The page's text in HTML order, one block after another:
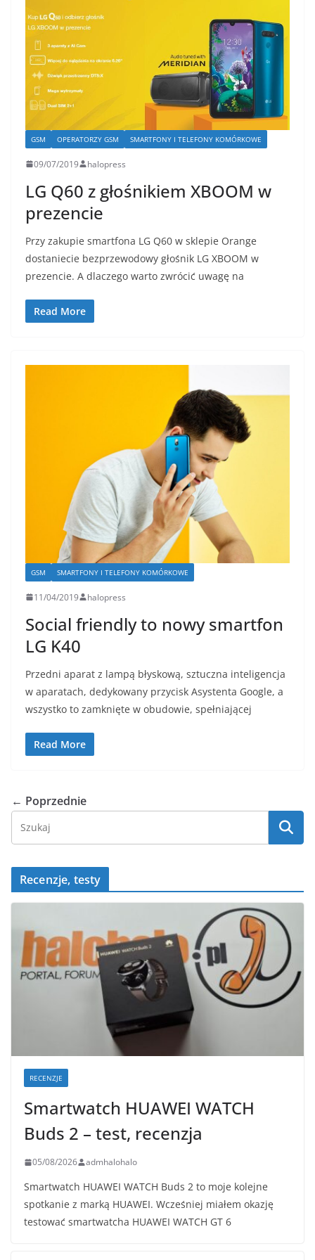
GSM OPERATORZY GSM SMARTFONY I TELEFONY KOMÓRKOWE
09/07/2019 halopress
LG Q60 z głośnikiem XBOOM w
prezencie
Przy zakupie smartfona LG Q60 w sklepie Orange
dostaniecie bezprzewodowy głośnik LG XBOOM w
prezencie. A dlaczego warto zwrócić uwagę na
Read More
GSM SMARTFONY I TELEFONY KOMÓRKOWE
11/04/2019 halopress
Social friendly to nowy smartfon
LG K40
Przedni aparat z lampą błyskową, sztuczna inteligencja
w aparatach, dedykowany przycisk Asystenta Google, a
wszystko to zamknięte w obudowie, spełniającej
Read More
← Poprzednie
Recenzje, testy
RECENZJE
Smartwatch HUAWEI WATCH
Buds 2 – test, recenzja
05/08/2026 admhalohalo
Smartwatch HUAWEI WATCH Buds 2 to moje kolejne
spotkanie z marką HUAWEI. Wcześniej miałem okazję
testować smartwatcha HUAWEI WATCH GT 6